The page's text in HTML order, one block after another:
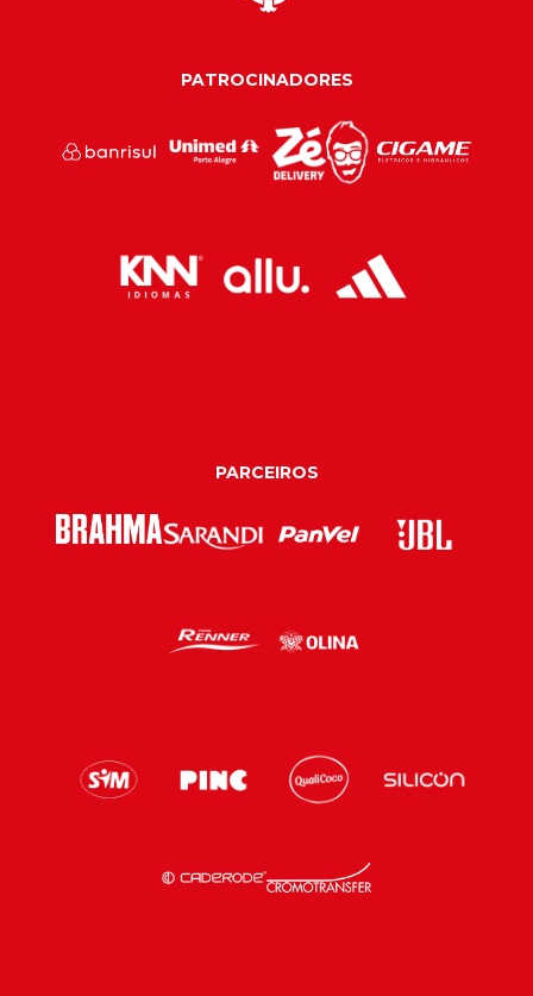
PATROCINADORES
PARCEIROS